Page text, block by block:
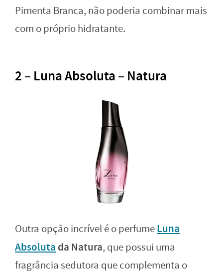
Pimenta Branca, não poderia combinar mais
com o próprio hidratante.
2 – Luna Absoluta – Natura
Outra opção incrível é o perfumeLuna
Absoluta da Natura, que possui uma
fragrância sedutora que complementa o